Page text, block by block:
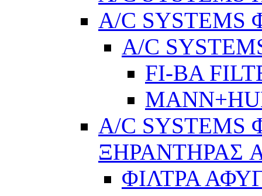
A/C
A/C
FI-BA
A/C
ΞΗΡΑΝΤΗΡΑΣ
ΦΙΛΤΡΑ